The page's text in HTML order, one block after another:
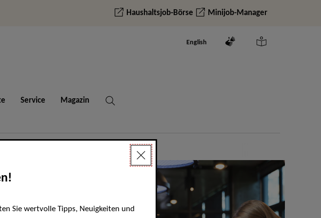
Haushaltsjob-Börse Minijob-Manager
English
Service Magazin
Sie wertvolle Tipps, Neuigkeiten und